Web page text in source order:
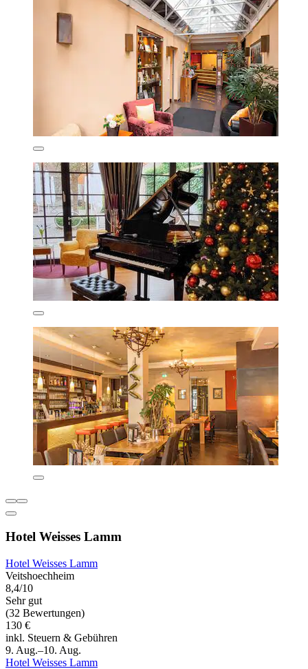
Hotel Weisses Lamm
Hotel Weisses Lamm
Veitshoechheim
8,4/10
Sehr gut
(32 Bewertungen)
130 €
inkl. Steuern & Gebühren
9. Aug.–10. Aug.
Hotel Weisses Lamm